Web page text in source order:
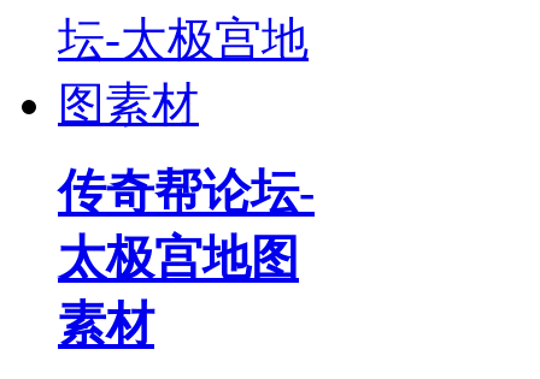
传奇帮论坛-
太极宫地图
素材